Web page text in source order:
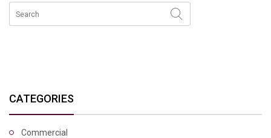
CATEGORIES
Commercial